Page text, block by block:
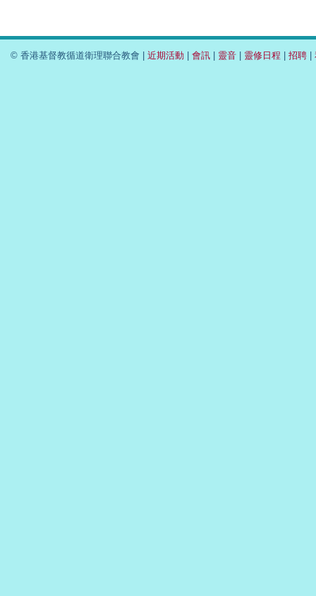
© 香港基督教循道衛理聯合教會 | 近期活動 | 會訊 | 靈音 | 靈修日程 | 招聘 |